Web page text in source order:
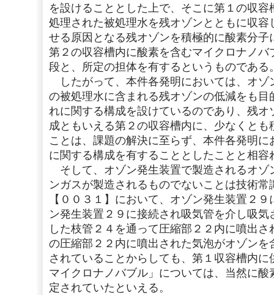
を設けることとした上で、そこに第１の収
処理された被処理水を残オゾンとともに収
せる原因となる残オゾンを積極的に酸素分
第２の収容槽内に酸素を含むマイクロナノ
段と、所定の担体を有するというものである
したがって、本件各発明においては、オゾ
の被処理水に含まれる残オゾンの低減をも
れに関する構成を設けているのであり、残
成ともいえる第２の収容槽内に、少なくと
ことは、課題の解決に至らず、本件各発明
に関する構成を有することとしたことと相容
そして、オゾン発生装置で製造されるオゾ
ンガスが製造されるものでないことは技術
【００３１】において、オゾン発生装置２
ン発生装置２９に接続され吸気管を介し吸
した枝管２４を通って圧縮部２２内に噴出
の圧縮部２２内に噴出された気泡がオゾン
されていることからしても、第１収容槽内
マイクロナノバブル」については、当然に
定されていたといえる。